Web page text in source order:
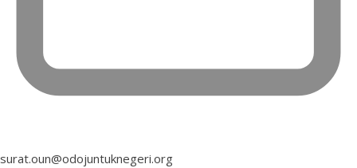
surat.oun@odojuntuknegeri.org